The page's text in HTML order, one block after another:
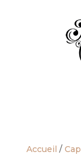
Accueil /